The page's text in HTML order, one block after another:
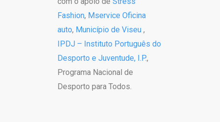
Fashion, Mservice Oficina
auto, Município de Viseu,
IPDJ – Instituto Português do
Desporto e Juventude, I.P.,
Programa Nacional de
Desporto para Todos.